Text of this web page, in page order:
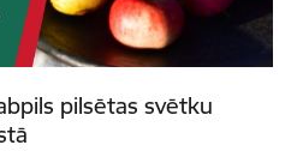
pilsētas svētku